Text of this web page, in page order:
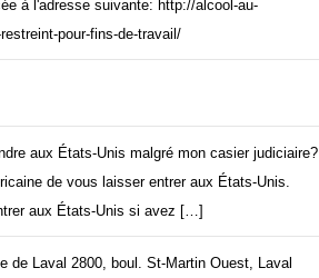
à l'adresse suivante: http://alcool-au-
pour-fins-de-travail/
aux États-Unis malgré mon casier judiciaire?
de vous laisser entrer aux États-Unis.
aux États-Unis si avez […]
de Laval 2800, boul. St-Martin Ouest, Laval